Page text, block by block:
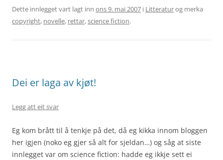
Dette innlegget vart lagt inn ons 9. mai 2007 i Litteraturog merka
copyright, novelle, rettar,science fiction.
Dei er laga av kjøt!
Legg att eit svar
Eg kom brått til å tenkje på det, då eg kikka innom bloggen
her igjen (noko eg gjer så alt for sjeldan…) og såg at siste
innlegget var om science fiction: hadde eg ikkje sett ei